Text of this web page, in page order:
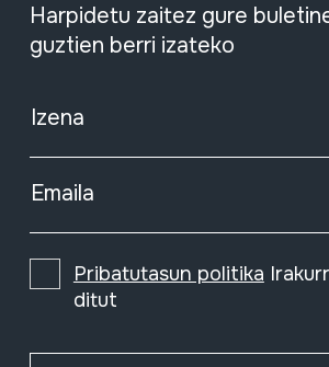
Harpidetu zaitez gure
guztien berri izateko
Izena
Emaila
Pribatutasun politika
ditut